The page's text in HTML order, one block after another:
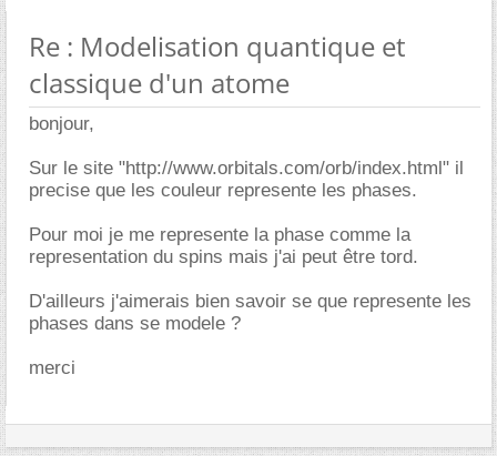
Re : Modelisation quantique et
classique d'un atome
bonjour,
Sur le site "http://www.orbitals.com/orb/index.html" il
precise que les couleur represente les phases.
Pour moi je me represente la phase comme la
representation du spins mais j'ai peut être tord.
D'ailleurs j'aimerais bien savoir se que represente les
phases dans se modele ?
merci